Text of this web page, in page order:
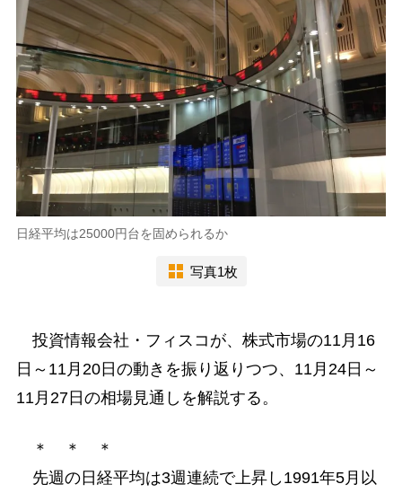
日経平均は25000円台を固められるか
写真1枚
投資情報会社・フィスコが、株式市場の11月16
日～11月20日の動きを振り返りつつ、11月24日～
11月27日の相場見通しを解説する。
＊ ＊ ＊
先週の日経平均は3週連続で上昇し1991年5月以